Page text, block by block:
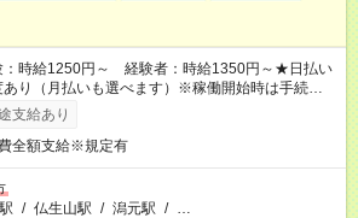
：時給1250円～ 経験者：時給1350円～★日払い
あり（月払いも選べます）※稼働開始時は手続き完
いとなります。
支給あり
全額支給※規定有
/ 仏生山駅 / 潟元駅 / …